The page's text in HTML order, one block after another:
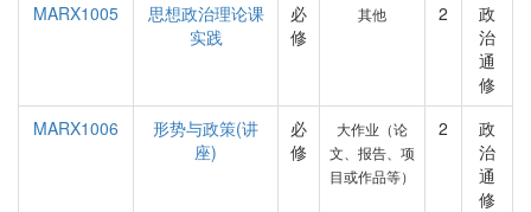
MARX1005
思想政治理论课
实践
必
修
其他 2
政
治
通
修
MARX1006
形势与政策(讲
座)
必
修
大作业（论
文、报告、项
目或作品等）
2
政
治
通
修